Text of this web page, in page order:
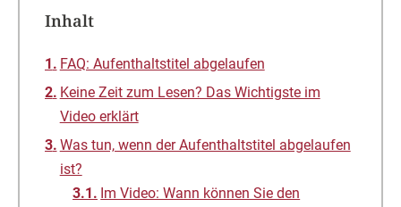
Inhalt
FAQ: Aufenthaltstitel abgelaufen
Keine Zeit zum Lesen? Das Wichtigste im
Video erklärt
Was tun, wenn der Aufenthaltstitel abgelaufen
ist?
Im Video: Wann können Sie den